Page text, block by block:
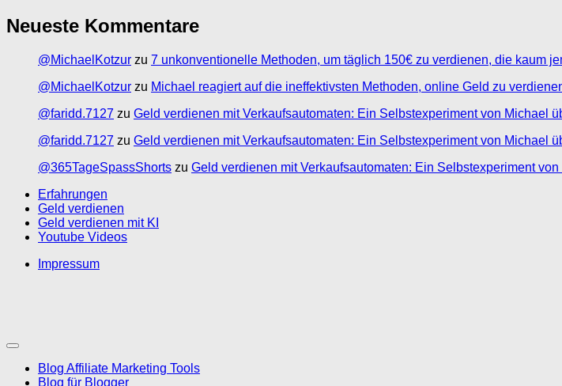
Neueste Kommentare
@MichaelKotzur zu 7 unkonventionelle Methoden, um täglich 150€ zu verdienen, die kaum
@MichaelKotzur zu Michael reagiert auf die ineffektivsten Methoden, online Geld zu
@faridd.7127 zu Geld verdienen mit Verkaufsautomaten: Ein Selbstexperiment von Michael
@faridd.7127 zu Geld verdienen mit Verkaufsautomaten: Ein Selbstexperiment von Michael
@365TageSpassShorts zu Geld verdienen mit Verkaufsautomaten: Ein Selbstexperiment
Erfahrungen
Geld verdienen
Geld verdienen mit KI
Youtube Videos
Impressum
Blog Affiliate Marketing Tools
Blog für Blogger